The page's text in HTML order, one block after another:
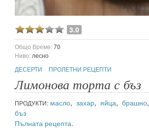
3.0
Общо Време:70
Ниво: лесно
ДЕСЕРТИ
ПРОЛЕТНИ РЕЦЕПТИ
Лимонова торта с бъз
ПРОДУКТИ: масло, захар, яйца, брашно,
бъз
Пълната рецепта.